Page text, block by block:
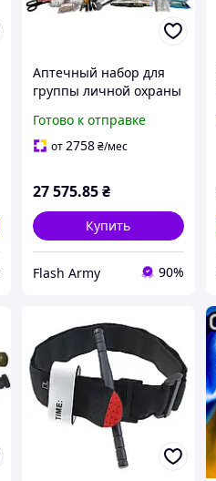
Аптечный набор для
группы личной охраны
Готово к отправке
от2758₴/мес
27 575.85₴
Купить
Flash Army 90%